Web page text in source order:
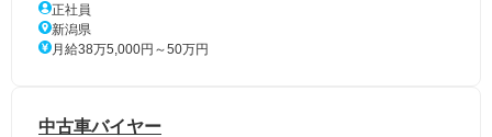
正社員
新潟県
月給38万5,000円～50万円
中古車バイヤー